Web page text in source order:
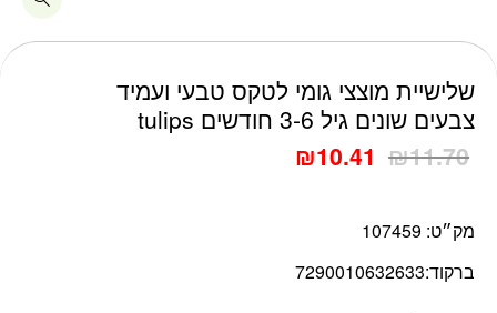
שלישיית מוצצי גומי לטקס טבעי ועמיד
צבעים שונים גיל 3-6 חודשים tulips
₪11.70
₪10.41
מק״ט: 107459
ברקוד:7290010632633
כמות שלישיית מוצצי גומי לטקס טבעי ועמיד צבעים שונים גיל 3-6 חודשים tulips